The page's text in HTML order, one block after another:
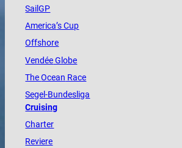
SailGP
America’s Cup
Offshore
VendéeGlobe
TheOcean Race
Segel-Bundesliga
Cruising
Charter
Reviere